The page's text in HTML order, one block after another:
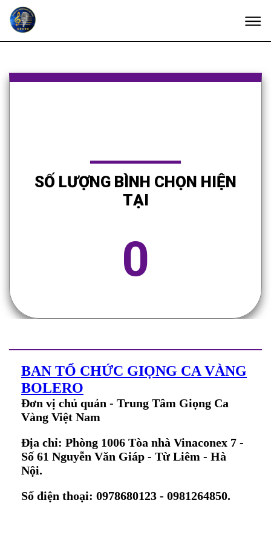
SỐ LƯỢNG BÌNH CHỌN HIỆN
TẠI
0
BAN TỔ CHỨC GIỌNG CA VÀNG
BOLERO
Đơn vị chủ quản - Trung Tâm Giọng Ca
Vàng Việt Nam
Địa chỉ: Phòng 1006 Tòa nhà Vinaconex 7 -
Số 61 Nguyễn Văn Giáp - Từ Liêm - Hà
Nội.
Số điện thoại: 0978680123 - 0981264850.